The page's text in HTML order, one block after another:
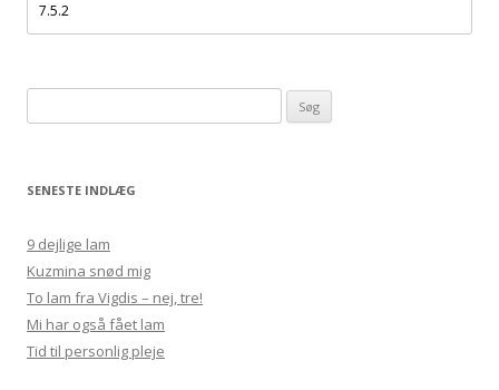
efter:
SENESTE INDLÆG
9 dejlige lam
Kuzmina snød mig
To lam fra Vigdis – nej, tre!
Mi har også fået lam
Tid til personlig pleje